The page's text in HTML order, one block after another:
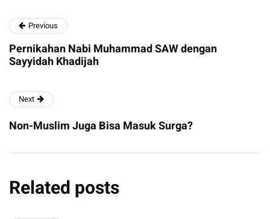
Previous
Pernikahan Nabi Muhammad SAW dengan
Sayyidah Khadijah
Next
Non-Muslim Juga Bisa Masuk Surga?
Related posts